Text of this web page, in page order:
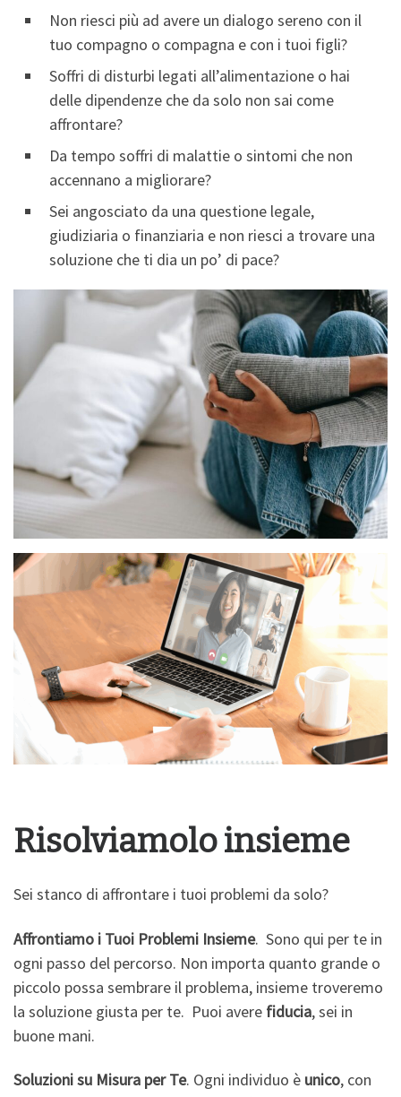
Non riesci più ad avere un dialogo sereno con il
tuo compagno o compagna e con i tuoi figli?
Soffri di disturbi legati all’alimentazione o hai
delle dipendenze che da solo non sai come
affrontare?
Da tempo soffri di malattie o sintomi che non
accennano a migliorare?
Sei angosciato da una questione legale,
giudiziaria o finanziaria e non riesci a trovare una
soluzione che ti dia un po’ di pace?
Risolviamolo insieme
Sei stanco di affrontare i tuoi problemi da solo?
Affrontiamo i Tuoi Problemi Insieme. Sono qui per te in
ogni passo del percorso. Non importa quanto grande o
piccolo possa sembrare il problema, insieme troveremo
la soluzione giusta per te. Puoi avere fiducia, sei in
buone mani.
Soluzioni su Misura per Te. Ogni individuo è unico, con